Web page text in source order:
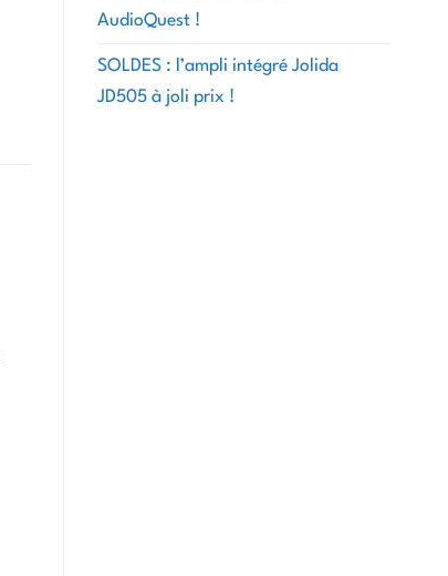
AudioQuest !
SOLDES : l’ampli intégré Jolida
JD505 à joli prix !